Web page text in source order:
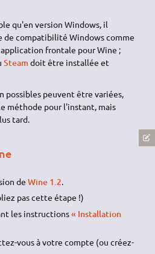
qu'en version Windows, il
de compatibilité Windows comme
application frontale pour Wine ;
Steam doit être installée et
possibles peuvent être variées,
méthode pour l'instant, mais
tard.
de Wine 1.2
pas cette étape !)
les instructions« Installation
vous à votre compte (ou créez-